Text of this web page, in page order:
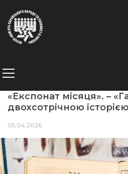
«Експонат місяця». –
двохсотрічною історією
05.04.2026